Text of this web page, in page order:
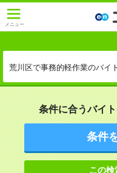
メニュー
荒川区で事務的軽作業のバイ
条件に合うバイ
条件
この検